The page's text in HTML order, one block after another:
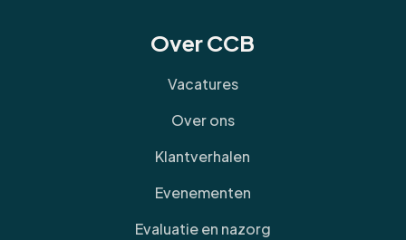
Over CCB
Vacatures
Over ons
Klantverhalen
Evenementen
Evaluatie en nazorg